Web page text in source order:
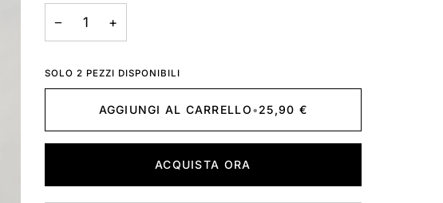
NON
− +
SOLO 2 PEZZI DISPONIBILI
AGGIUNGI AL CARRELLO•25,90 €
ACQUISTA ORA